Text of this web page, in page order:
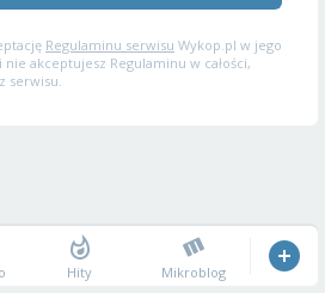
Regulaminu serwisu Wykop.pl w jego
akceptujesz Regulaminu w całości,
serwisu.
Hity Mikroblog